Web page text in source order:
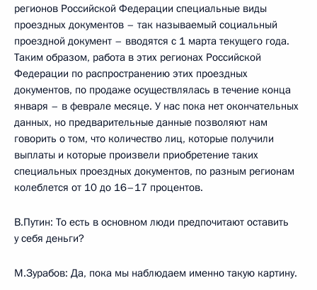
регионов Российской Федерации специальные виды
проездных документов – так называемый социальный
проездной документ – вводятся с 1 марта текущего года.
Таким образом, работа в этих регионах Российской
Федерации по распространению этих проездных
документов, по продаже осуществлялась в течение конца
января – в феврале месяце. У нас пока нет окончательных
данных, но предварительные данные позволяют нам
говорить о том, что количество лиц, которые получили
выплаты и которые произвели приобретение таких
специальных проездных документов, по разным регионам
колеблется от 10 до 16–17 процентов.
В.Путин: То есть в основном люди предпочитают оставить
у себя деньги?
М.Зурабов: Да, пока мы наблюдаем именно такую картину.